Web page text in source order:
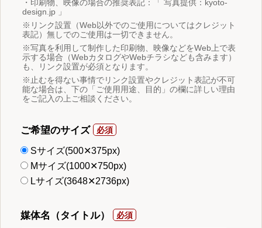
・印刷物、映像の場合の推奨表記：「 写真提供：kyoto-
design.jp 」
※リンク設置（Web以外でのご使用についてはクレジット
表記）無しでのご使用は一切できません。
※写真を利用して制作した印刷物、映像などをWeb上で表
示する場合（WebカタログやWebチラシなども含みます）
も、リンク設置が必須となります。
※止むを得ない事情でリンク設置やクレジット表記が不可
能な場合は、下の「ご使用用途、目的」の欄に詳しい理由
をご記入の上ご相談ください。
ご希望のサイズ
Sサイズ(500✕375px)
Mサイズ(1000✕750px)
Lサイズ(3648✕2736px)
媒体名（タイトル）